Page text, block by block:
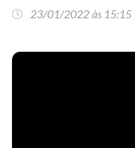
23/01/2022 às 15:15